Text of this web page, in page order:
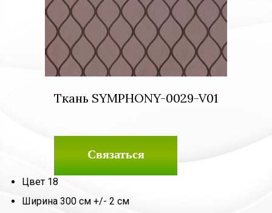
Ткань SYMPHONY-0029-V01
Связаться
Цвет 18
Ширина 300 см +/- 2 см